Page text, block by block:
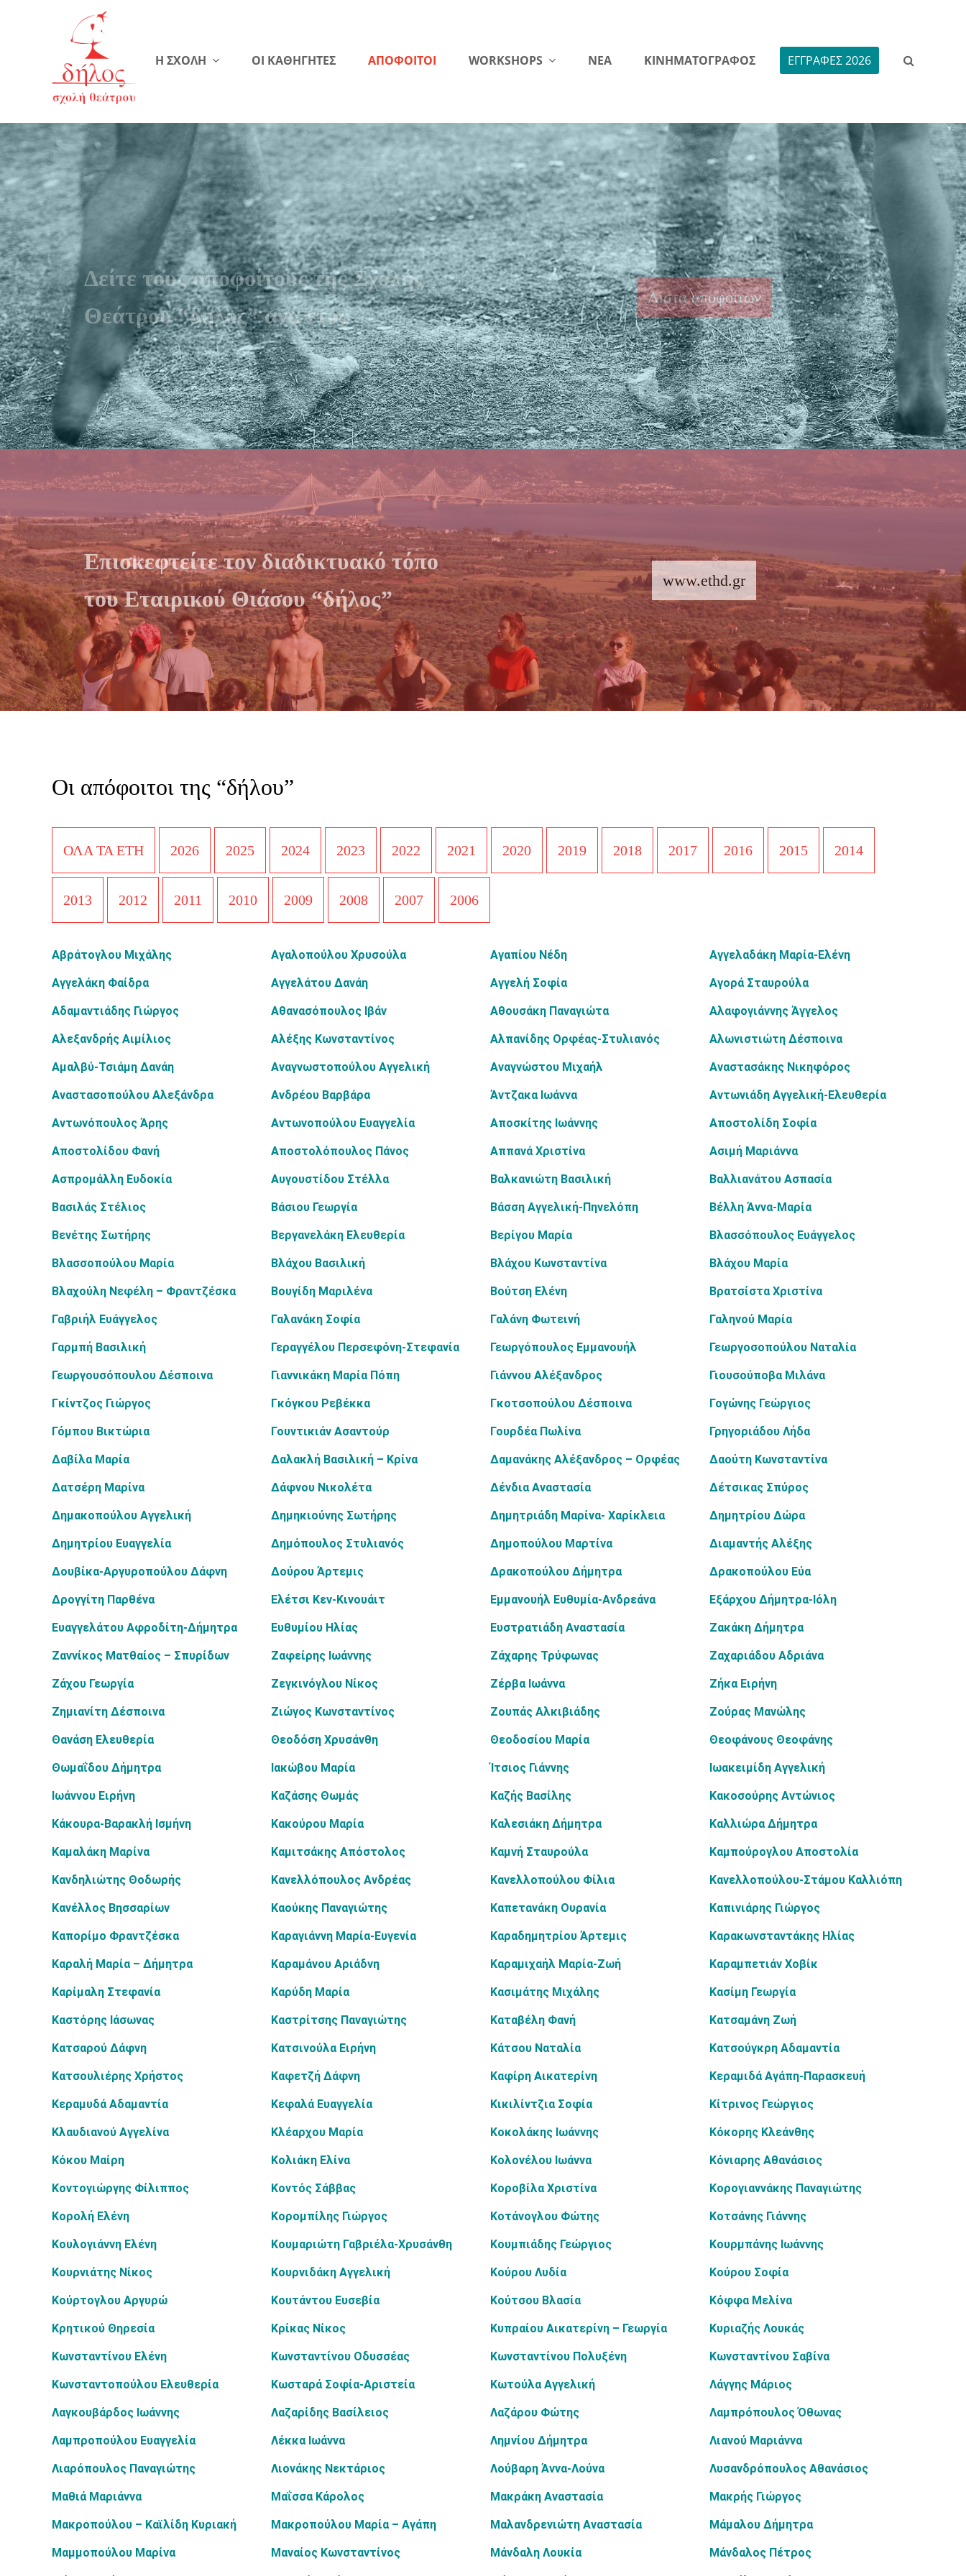
Η ΣΧΟΛΗ ΟΙ ΚΑΘΗΓΗΤΕΣ ΑΠΟΦΟΙΤΟΙ WORKSHOPS NEA ΚΙΝΗΜΑΤΟΓΡΑΦΟΣ ΕΓΓΡΑΦΕΣ 2026
Δείτε τους αποφοίτους της Σχολής
Θεάτρου “δήλος” ανά έτος
Λίστα αποφοίτων
Επισκεφτείτε τον διαδικτυακό τόπο
του Εταιρικού Θιάσου “δήλος”
www.ethd.gr
Οι απόφοιτοι της “δήλου”
ΟΛΑ ΤΑ ΕΤΗ 2026 2025 2024 2023 2022 2021 2020 2019 2018 2017 2016 2015 2014
2013 2012 2011 2010 2009 2008 2007 2006
Αβράτογλου Μιχάλης Αγαλοπούλου Χρυσούλα Αγαπίου Νέδη Αγγελαδάκη Μαρία-Ελένη
Αγγελάκη Φαίδρα Αγγελάτου Δανάη Αγγελή Σοφία Αγορά Σταυρούλα
Αδαμαντιάδης Γιώργος Αθανασόπουλος Ιβάν Αθουσάκη Παναγιώτα Αλαφογιάννης Άγγελος
Αλεξανδρής Αιμίλιος Αλέξης Κωνσταντίνος Αλπανίδης Ορφέας-Στυλιανός Αλωνιστιώτη Δέσποινα
Αμαλβύ-Τσιάμη Δανάη Αναγνωστοπούλου Αγγελική Αναγνώστου Μιχαήλ Αναστασάκης Νικηφόρος
Αναστασοπούλου Αλεξάνδρα Ανδρέου Βαρβάρα Άντζακα Ιωάννα Αντωνιάδη Αγγελική-Ελευθερία
Αντωνόπουλος Άρης Αντωνοπούλου Ευαγγελία Αποσκίτης Ιωάννης Αποστολίδη Σοφία
Αποστολίδου Φανή Αποστολόπουλος Πάνος Αππανά Χριστίνα Ασιμή Μαριάννα
Ασπρομάλλη Ευδοκία Αυγουστίδου Στέλλα Βαλκανιώτη Βασιλική Βαλλιανάτου Ασπασία
Βασιλάς Στέλιος Βάσιου Γεωργία Βάσση Αγγελική-Πηνελόπη Βέλλη Άννα-Μαρία
Βενέτης Σωτήρης Βεργανελάκη Ελευθερία Βερίγου Μαρία Βλασσόπουλος Ευάγγελος
Βλασσοπούλου Μαρία Βλάχου Βασιλική Βλάχου Κωνσταντίνα Βλάχου Μαρία
Βλαχούλη Νεφέλη – Φραντζέσκα Βουγίδη Μαριλένα Βούτση Ελένη Βρατσίστα Χριστίνα
Γαβριήλ Ευάγγελος Γαλανάκη Σοφία Γαλάνη Φωτεινή Γαληνού Μαρία
Γαρμπή Βασιλική Γεραγγέλου Περσεφόνη-Στεφανία Γεωργόπουλος Εμμανουήλ Γεωργοσοπούλου Ναταλία
Γεωργουσόπουλου Δέσποινα Γιαννικάκη Μαρία Πόπη Γιάννου Αλέξανδρος Γιουσούποβα Μιλάνα
Γκίντζος Γιώργος Γκόγκου Ρεβέκκα Γκοτσοπούλου Δέσποινα Γογώνης Γεώργιος
Γόμπου Βικτώρια Γουντικιάν Ασαντούρ Γουρδέα Πωλίνα Γρηγοριάδου Λήδα
Δαβίλα Μαρία Δαλακλή Βασιλική – Κρίνα Δαμανάκης Αλέξανδρος – Ορφέας Δαούτη Κωνσταντίνα
Δατσέρη Μαρίνα Δάφνου Νικολέτα Δένδια Αναστασία Δέτσικας Σπύρος
Δημακοπούλου Αγγελική Δημηκιούνης Σωτήρης Δημητριάδη Μαρίνα- Χαρίκλεια Δημητρίου Δώρα
Δημητρίου Ευαγγελία Δημόπουλος Στυλιανός Δημοπούλου Μαρτίνα Διαμαντής Αλέξης
Δουβίκα-Αργυροπούλου Δάφνη Δούρου Άρτεμις Δρακοπούλου Δήμητρα Δρακοπούλου Εύα
Δρογγίτη Παρθένα Ελέτσι Κεν-Κινουάιτ Εμμανουήλ Ευθυμία-Ανδρεάνα Εξάρχου Δήμητρα-Ιόλη
Ευαγγελάτου Αφροδίτη-Δήμητρα Ευθυμίου Ηλίας Ευστρατιάδη Αναστασία Ζακάκη Δήμητρα
Ζαννίκος Ματθαίος – Σπυρίδων Ζαφείρης Ιωάννης Ζάχαρης Τρύφωνας Ζαχαριάδου Αδριάνα
Ζάχου Γεωργία Ζεγκινόγλου Νίκος Ζέρβα Ιωάννα Ζήκα Ειρήνη
Ζημιανίτη Δέσποινα Ζιώγος Κωνσταντίνος Ζουπάς Αλκιβιάδης Ζούρας Μανώλης
Θανάση Ελευθερία Θεοδόση Χρυσάνθη Θεοδοσίου Μαρία Θεοφάνους Θεοφάνης
Θωμαΐδου Δήμητρα Ιακώβου Μαρία Ίτσιος Γιάννης Ιωακειμίδη Αγγελική
Ιωάννου Ειρήνη Καζάσης Θωμάς Καζής Βασίλης Κακοσούρης Αντώνιος
Κάκουρα-Βαρακλή Ισμήνη Κακούρου Μαρία Καλεσιάκη Δήμητρα Καλλιώρα Δήμητρα
Καμαλάκη Μαρίνα Καμιτσάκης Απόστολος Καμνή Σταυρούλα Καμπούρογλου Αποστολία
Κανδηλιώτης Θοδωρής Κανελλόπουλος Ανδρέας Κανελλοπούλου Φίλια Κανελλοπούλου-Στάμου Καλλιόπη
Κανέλλος Βησσαρίων Καούκης Παναγιώτης Καπετανάκη Ουρανία Καπινιάρης Γιώργος
Καπορίμο Φραντζέσκα Καραγιάννη Μαρία-Ευγενία Καραδημητρίου Άρτεμις Καρακωνσταντάκης Ηλίας
Καραλή Μαρία – Δήμητρα Καραμάνου Αριάδνη Καραμιχαήλ Μαρία-Ζωή Καραμπετιάν Χοβίκ
Καρίμαλη Στεφανία Καρύδη Μαρία Κασιμάτης Μιχάλης Κασίμη Γεωργία
Καστόρης Ιάσωνας Καστρίτσης Παναγιώτης Καταβέλη Φανή Κατσαμάνη Ζωή
Κατσαρού Δάφνη Κατσινούλα Ειρήνη Κάτσου Ναταλία Κατσούγκρη Αδαμαντία
Κατσουλιέρης Χρήστος Καφετζή Δάφνη Καφίρη Αικατερίνη Κεραμιδά Αγάπη-Παρασκευή
Κεραμυδά Αδαμαντία Κεφαλά Ευαγγελία Κικιλίντζια Σοφία Κίτρινος Γεώργιος
Κλαυδιανού Αγγελίνα Κλέαρχου Μαρία Κοκολάκης Ιωάννης Κόκορης Κλεάνθης
Κόκου Μαίρη Κολιάκη Ελίνα Κολονέλου Ιωάννα Κόνιαρης Αθανάσιος
Κοντογιώργης Φίλιππος Κοντός Σάββας Κοροβίλα Χριστίνα Κορογιαννάκης Παναγιώτης
Κορολή Ελένη Κορομπίλης Γιώργος Κοτάνογλου Φώτης Κοτσάνης Γιάννης
Κουλογιάννη Ελένη Κουμαριώτη Γαβριέλα-Χρυσάνθη Κουμπιάδης Γεώργιος Κουρμπάνης Ιωάννης
Κουρνιάτης Νίκος Κουρνιδάκη Αγγελική Κούρου Λυδία Κούρου Σοφία
Κούρτογλου Αργυρώ Κουτάντου Ευσεβία Κούτσου Βλασία Κόφφα Μελίνα
Κρητικού Θηρεσία Κρίκας Νίκος Κυπραίου Αικατερίνη – Γεωργία Κυριαζής Λουκάς
Κωνσταντίνου Ελένη Κωνσταντίνου Οδυσσέας Κωνσταντίνου Πολυξένη Κωνσταντίνου Σαβίνα
Κωνσταντοπούλου Ελευθερία Κωσταρά Σοφία-Αριστεία Κωτούλα Αγγελική Λάγγης Μάριος
Λαγκουβάρδος Ιωάννης Λαζαρίδης Βασίλειος Λαζάρου Φώτης Λαμπρόπουλος Όθωνας
Λαμπροπούλου Ευαγγελία Λέκκα Ιωάννα Λημνίου Δήμητρα Λιανού Μαριάννα
Λιαρόπουλος Παναγιώτης Λιονάκης Νεκτάριος Λούβαρη Άννα-Λούνα Λυσανδρόπουλος Αθανάσιος
Μαθιά Μαριάννα Μαΐσσα Κάρολος Μακράκη Αναστασία Μακρής Γιώργος
Μακροπούλου – Καϊλίδη Κυριακή Μακροπούλου Μαρία – Αγάπη Μαλανδρενιώτη Αναστασία Μάμαλου Δήμητρα
Μαμμοπούλου Μαρίνα Μαναίος Κωνσταντίνος Μάνδαλη Λουκία Μάνδαλος Πέτρος